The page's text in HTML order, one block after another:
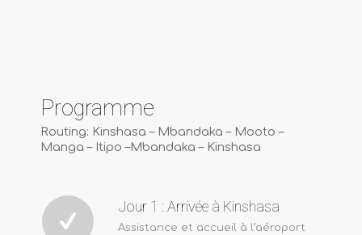
Programme
Routing: Kinshasa – Mbandaka – Mooto –
Manga – Itipo –Mbandaka – Kinshasa
Jour 1 : Arrivée à Kinshasa
Assistance et accueil à l’aéroport